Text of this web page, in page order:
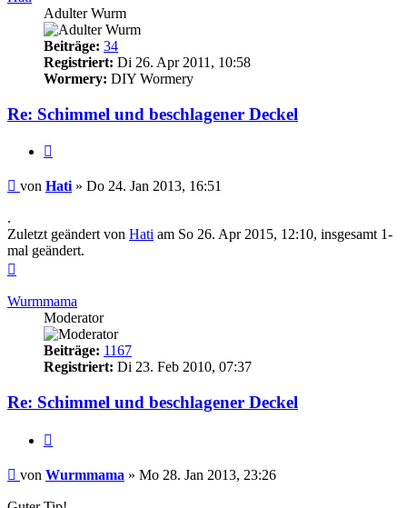
Adulter Wurm
Beiträge: 34
Registriert: Di 26. Apr 2011, 10:58
Wormery: DIY Wormery
Re: Schimmel und beschlagener Deckel
Beitrag
von Hati » Do 24. Jan 2013, 16:51
.
Zuletzt geändert von Hati am So 26. Apr 2015, 12:10, insgesamt 1-
mal geändert.
Wurmmama
Moderator
Beiträge: 1167
Registriert: Di 23. Feb 2010, 07:37
Re: Schimmel und beschlagener Deckel
Beitrag
von Wurmmama » Mo 28. Jan 2013, 23:26